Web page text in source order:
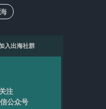
入出海社群
注
公众号